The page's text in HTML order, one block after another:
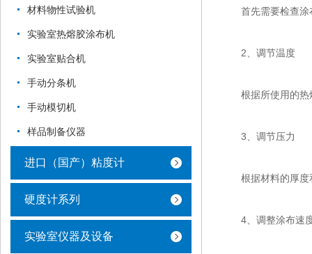
材料物性试验机
实验室热熔胶涂布机
实验室贴合机
手动分条机
手动模切机
样品制备仪器
进口（国产）粘度计
硬度计系列
实验室仪器及设备
首先需要检查涂布
2、调节温度
根据所使用的热熔
3、调节压力
根据材料的厚度和
4、调整涂布速